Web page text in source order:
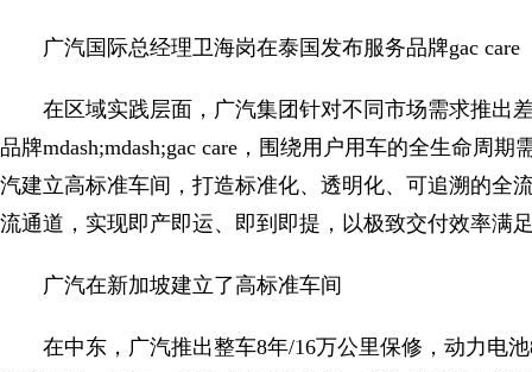
广汽国际总经理卫海岗在泰国发布服务品牌gac care
在区域实践层面，广汽集团针对不同市场需求推出
品牌mdash;mdash;gac care，围绕用户用车的全生命周
汽建立高标准车间，打造标准化、透明化、可追溯的全
流通道，实现即产即运、即到即提，以极致交付效率满
广汽在新加坡建立了高标准车间
在中东，广汽推出整车8年/16万公里保修，动力电